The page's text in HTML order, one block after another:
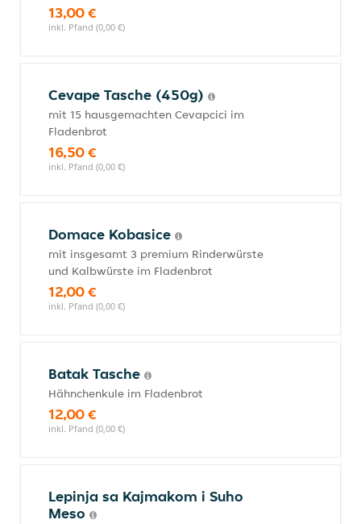
13,00 €
inkl. Pfand (0,00 €)
Cevape Tasche (450g)
mit 15 hausgemachten Cevapcici im
Fladenbrot
16,50 €
inkl. Pfand (0,00 €)
Domace Kobasice
mit insgesamt 3 premium Rinderwürste
und Kalbwürste im Fladenbrot
12,00 €
inkl. Pfand (0,00 €)
Batak Tasche
Hähnchenkule im Fladenbrot
12,00 €
inkl. Pfand (0,00 €)
Lepinja sa Kajmakom i Suho
Meso